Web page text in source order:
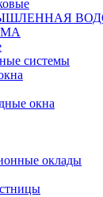
системы
окна
оклады